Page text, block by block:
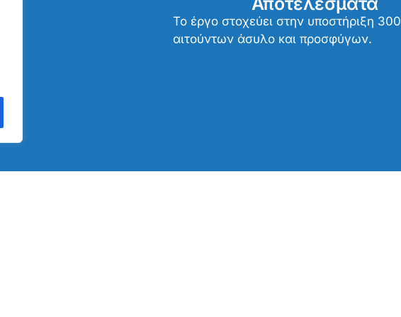
Το έργο στοχεύει στην υποστήριξη 300
αιτούντων άσυλο και προσφύγων.